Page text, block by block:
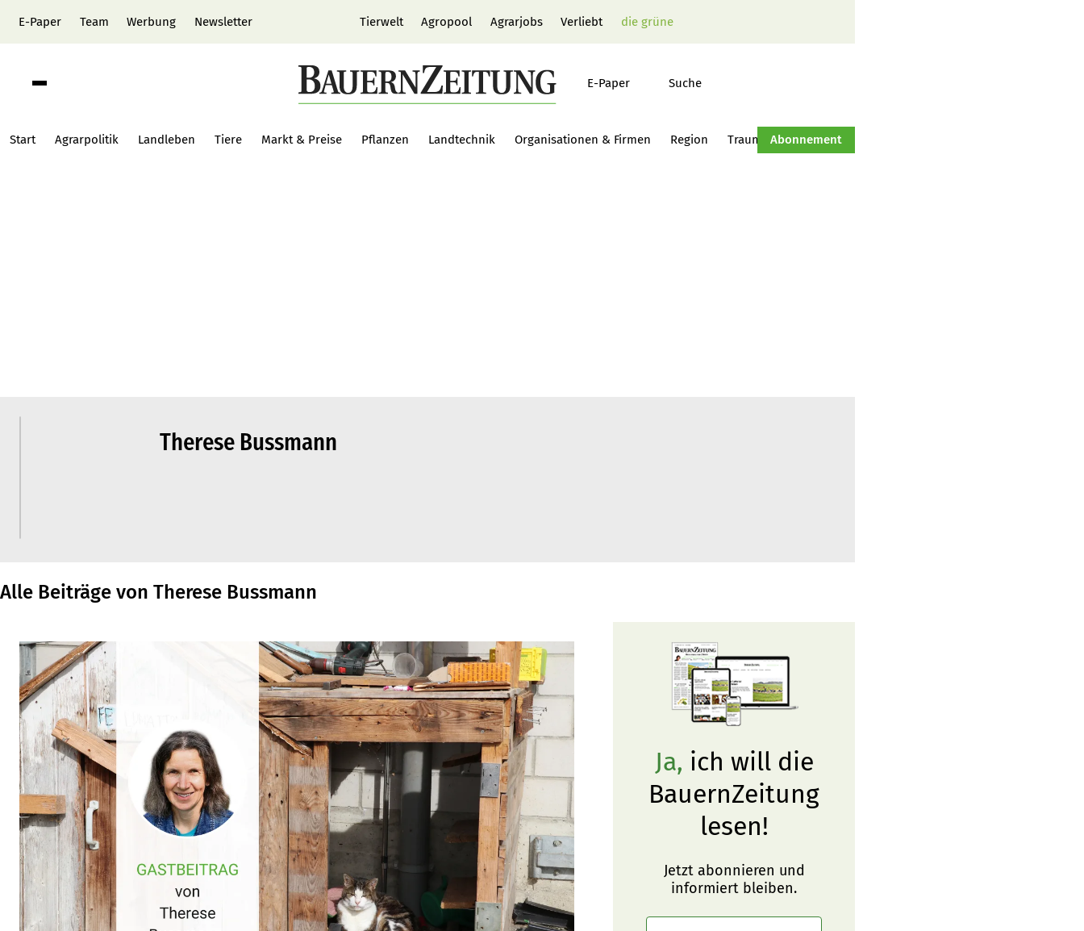
E-Paper Team Werbung Newsletter Tierwelt Agropool Agrarjobs Verliebt die grüne
E-Paper Suche
Start Agrarpolitik Landleben Tiere Markt & Preise Pflanzen Landtechnik Organisationen & Firmen Region Traumtraktor Hof-Management
Abonnement
Therese Bussmann
Alle Beiträge von Therese Bussmann
Ja, ich will die
BauernZeitung
lesen!
Jetzt abonnieren und
informiert bleiben.